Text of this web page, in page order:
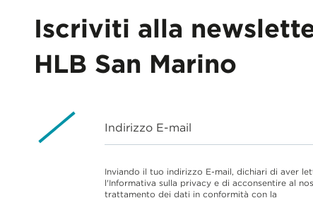
Iscriviti alla
HLB San Marino
Indirizzo E-mail
Inviando il tuo indirizzo E-mail, dichiari di aver
l'Informativa sulla privacy e di acconsentire al
trattamento dei dati in conformità con la